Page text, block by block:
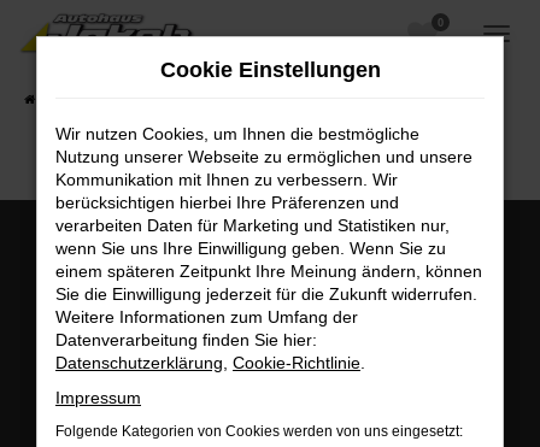
Zum
Hauptinhalt
0
MO - FR: 07:00 bis 18:00 Uhr | SA: 09:30 bis 12:00 Uhr
+49 3745 7817-0
Newsletteranmeldung
Bleiben Sie stets auf dem Laufenden und erhalten Sie
Benachrichtigungen direkt in Ihr Postfach.
Cookie Einstellungen
Wir nutzen Cookies, um Ihnen die bestmögliche
Nutzung unserer Webseite zu ermöglichen und unsere
Kommunikation mit Ihnen zu verbessern. Wir
berücksichtigen hierbei Ihre Präferenzen und
verarbeiten Daten für Marketing und Statistiken nur,
wenn Sie uns Ihre Einwilligung geben. Wenn Sie zu
einem späteren Zeitpunkt Ihre Meinung ändern, können
Sie die Einwilligung jederzeit für die Zukunft widerrufen.
Weitere Informationen zum Umfang der
Datenverarbeitung finden Sie hier:
Datenschutzerklärung Cookie-Richtlinie
Impressum
Folgende Kategorien von Cookies werden von uns eingesetzt: